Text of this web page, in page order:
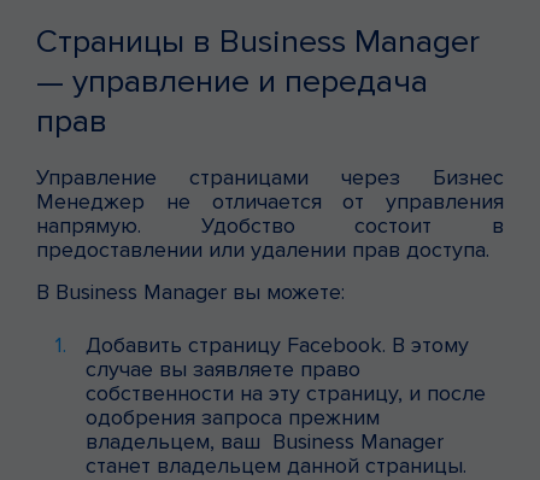
Страницы в Business Manager
— управление и передача
прав
Управление страницами через Бизнес
Менеджер не отличается от управления
напрямую. Удобство состоит в
предоставлении или удалении прав доступа.
В Business Manager вы можете:
Добавить страницу Facebook. В этому
случае вы заявляете право
собственности на эту страницу, и после
одобрения запроса прежним
владельцем, ваш Business Manager
станет владельцем данной страницы.